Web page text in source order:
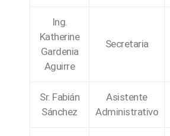
Ing.
Katherine
Gardenia
Aguirre
Secretaria
Sr. Fabián
Sánchez
Asistente
Administrativo